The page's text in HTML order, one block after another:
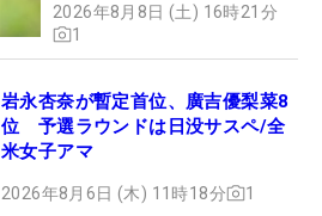
2026年8月8日 (土) 16時21分
1
岩永杏奈が暫定首位、廣吉優梨菜8
位 予選ラウンドは日没サスペ/全
米女子アマ
2026年8月6日 (木) 11時18分 1